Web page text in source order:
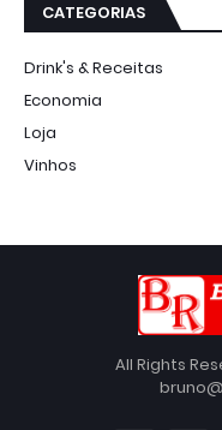
CATEGORIAS
Drink's & Receitas
Economia
Loja
Vinhos
All Rights